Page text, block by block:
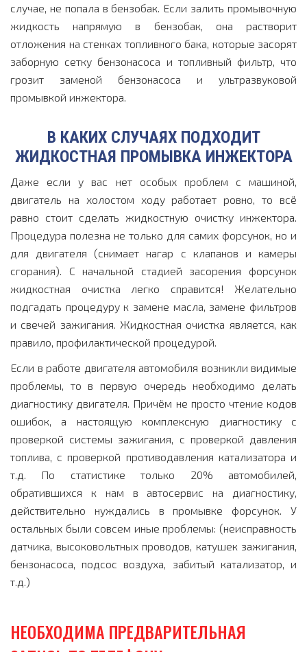
случае, не попала в бензобак. Если залить промывочную
жидкость напрямую в бензобак, она растворит
отложения на стенках топливного бака, которые засорят
заборную сетку бензонасоса и топливный фильтр, что
грозит заменой бензонасоса и ультразвуковой
промывкой инжектора.
В КАКИХ СЛУЧАЯХ ПОДХОДИТ
ЖИДКОСТНАЯ ПРОМЫВКА ИНЖЕКТОРА
Даже если у вас нет особых проблем с машиной,
двигатель на холостом ходу работает ровно, то всё
равно стоит сделать жидкостную очистку инжектора.
Процедура полезна не только для самих форсунок, но и
для двигателя (снимает нагар с клапанов и камеры
сгорания). С начальной стадией засорения форсунок
жидкостная очистка легко справится! Желательно
подгадать процедуру к замене масла, замене фильтров
и свечей зажигания. Жидкостная очистка является, как
правило, профилактической процедурой.
Если в работе двигателя автомобиля возникли видимые
проблемы, то в первую очередь необходимо делать
диагностику двигателя. Причём не просто чтение кодов
ошибок, а настоящую комплексную диагностику с
проверкой системы зажигания, с проверкой давления
топлива, с проверкой противодавления катализатора и
т.д. По статистике только 20% автомобилей,
обратившихся к нам в автосервис на диагностику,
действительно нуждались в промывке форсунок. У
остальных были совсем иные проблемы: (неисправность
датчика, высоковольтных проводов, катушек зажигания,
бензонасоса, подсос воздуха, забитый катализатор, и
т.д.)
НЕОБХОДИМА ПРЕДВАРИТЕЛЬНАЯ